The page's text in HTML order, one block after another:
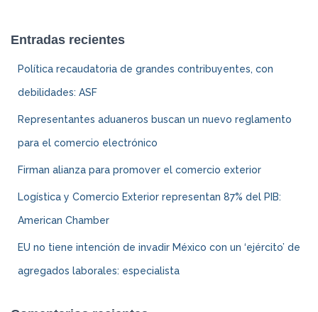
Entradas recientes
Política recaudatoria de grandes contribuyentes, con
debilidades: ASF
Representantes aduaneros buscan un nuevo reglamento
para el comercio electrónico
Firman alianza para promover el comercio exterior
Logística y Comercio Exterior representan 87% del PIB:
American Chamber
EU no tiene intención de invadir México con un ‘ejército’ de
agregados laborales: especialista